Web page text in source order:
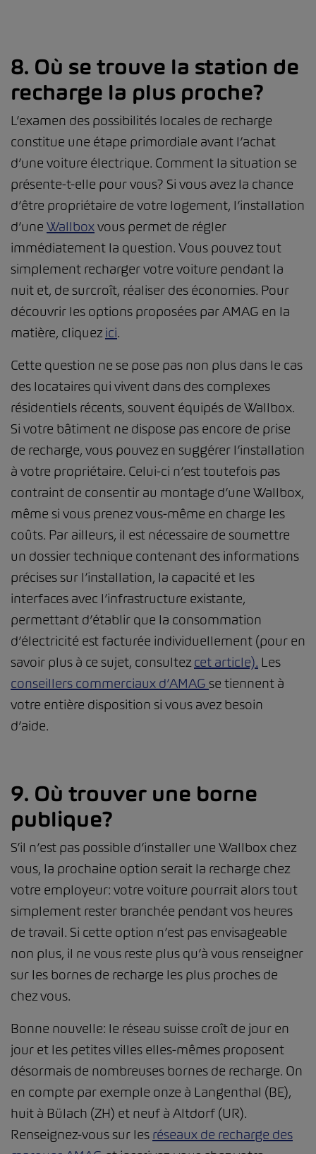
8. Où se trouve la station de
recharge la plus proche?
L’examen des possibilités locales de recharge
constitue une étape primordiale avant l’achat
d’une voiture électrique. Comment la situation se
présente-t-elle pour vous? Si vous avez la chance
d’être propriétaire de votre logement, l’installation
d’une Wallboxvous permet de régler
immédiatement la question. Vous pouvez tout
simplement recharger votre voiture pendant la
nuit et, de surcroît, réaliser des économies. Pour
découvrir les options proposées par AMAG en la
matière, cliquezici.
Cette question ne se pose pas non plus dans le cas
des locataires qui vivent dans des complexes
résidentiels récents, souvent équipés de Wallbox.
Si votre bâtiment ne dispose pas encore de prise
de recharge, vous pouvez en suggérer l’installation
à votre propriétaire. Celui-ci n’est toutefois pas
contraint de consentir au montage d’une Wallbox,
même si vous prenez vous-même en charge les
coûts. Par ailleurs, il est nécessaire de soumettre
un dossier technique contenant des informations
précises sur l’installation, la capacité et les
interfaces avec l’infrastructure existante,
permettant d’établir que la consommation
d’électricité est facturée individuellement (pour en
savoir plus à ce sujet, consultezcet article). Les
conseillers commerciaux d’AMAG se tiennent à
votre entière disposition si vous avez besoin
d’aide.
9. Où trouver une borne
publique?
S’il n’est pas possible d’installer une Wallbox chez
vous, la prochaine option serait la recharge chez
votre employeur: votre voiture pourrait alors tout
simplement rester branchée pendant vos heures
de travail. Si cette option n’est pas envisageable
non plus, il ne vous reste plus qu’à vous renseigner
sur les bornes de recharge les plus proches de
chez vous.
Bonne nouvelle: le réseau suisse croît de jour en
jour et les petites villes elles-mêmes proposent
désormais de nombreuses bornes de recharge. On
en compte par exemple onze à Langenthal (BE),
huit à Bülach (ZH) et neuf à Altdorf (UR).
Renseignez-vous sur les réseaux de recharge des